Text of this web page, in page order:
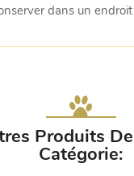
dans un
Produits
Catégorie: